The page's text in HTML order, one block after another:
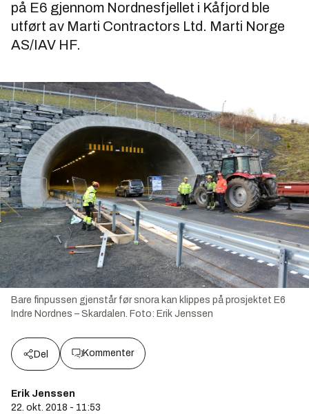
på E6 gjennom Nordnesfjellet i Kåfjord ble
utført av Marti Contractors Ltd. Marti Norge
AS/IAV HF.
Bare finpussen gjenstår før snora kan klippes på prosjektet E6
Indre Nordnes – Skardalen. Foto: Erik Jenssen
Del Kommenter
Erik Jenssen
22. okt. 2018 - 11:53